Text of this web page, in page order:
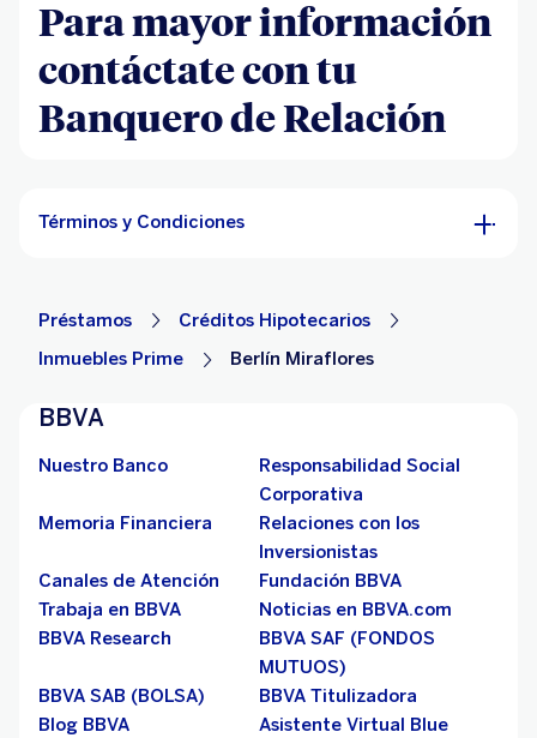
Para mayor información
contáctate con tu
Banquero de Relación
Términos y Condiciones
Préstamos
Créditos Hipotecarios
Inmuebles Prime
Berlín Miraflores
BBVA
Nuestro Banco
Responsabilidad Social
Corporativa
Memoria Financiera
Relaciones con los
Inversionistas
Canales de Atención
Fundación BBVA
Trabaja en BBVA
Noticias en BBVA.com
BBVA Research
BBVA SAF (FONDOS
MUTUOS)
BBVA SAB (BOLSA)
BBVA Titulizadora
Blog BBVA
Asistente Virtual Blue